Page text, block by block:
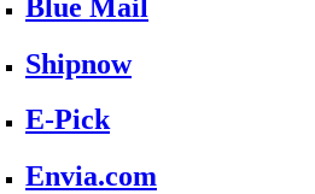
Blue Mail
Shipnow
E-Pick
Envia.com